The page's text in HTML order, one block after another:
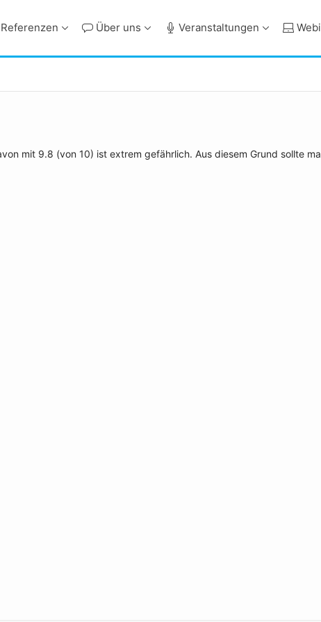
Referenzen Über uns Veranstaltungen
mit 9.8 (von 10) ist extrem gefährlich. Aus diesem Grund sollte